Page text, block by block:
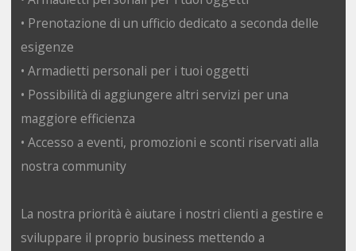
• Prenotazione di un ufficio dedicato a seconda delle
esigenze
• Armadietti personali per i tuoi oggetti
• Possibilità di aggiungere altri servizi per una
maggiore efficienza
• Accesso a eventi, promozioni e sconti riservati alla
nostra community
La nostra priorità è aiutare i nostri clienti a gestire e
sviluppare il proprio business mettendo a